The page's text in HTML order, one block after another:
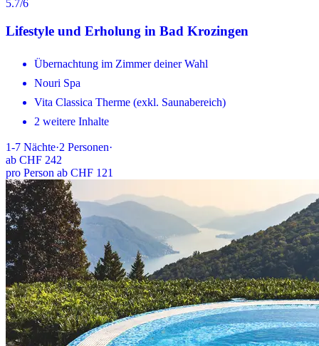
5.7/6
Lifestyle und Erholung in Bad Krozingen
Übernachtung im Zimmer deiner Wahl
Nouri Spa
Vita Classica Therme (exkl. Saunabereich)
2 weitere Inhalte
1-7 Nächte·2 Personen·
ab CHF 242
pro Person ab CHF 121